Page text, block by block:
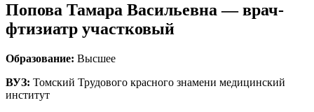
Попова Тамара Васильевна — врач-
фтизиатр участковый
Образование: Высшее
ВУЗ: Томский Трудового красного знамени медицинский
институт